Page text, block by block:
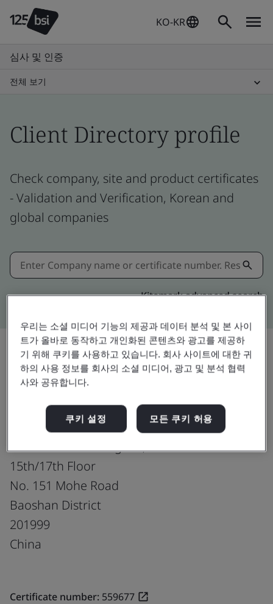
KO-KR
심사 및 인증
전체 보기
Client Directory profile
Check company, site and product certificates
- Validation and Verification, Korean and
global companies
Kitemark advanced search
공유: 업그레이드
Shanghai Baosteel International
Economic & Trading Co., Ltd.
15th/17th Floor
No. 151 Mohe Road
Baoshan District
201999
China
Certificate number: 559677
우리는 소셜 미디어 기능의 제공과 데이터 분석 및 본 사이
트가 올바로 동작하고 개인화된 콘텐츠와 광고를 제공하
기 위해 쿠키를 사용하고 있습니다. 회사 사이트에 대한 귀
하의 사용 정보를 회사의 소셜 미디어, 광고 및 분석 협력
사와 공유합니다.
쿠키 설정 모든 쿠키 허용